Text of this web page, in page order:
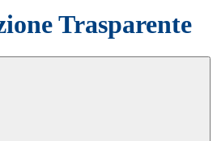
Trasparente